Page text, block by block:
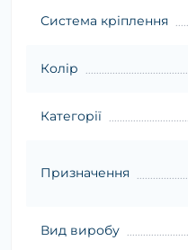
Система кріплення
Колір
Категорії
Призначення
Вид виробу